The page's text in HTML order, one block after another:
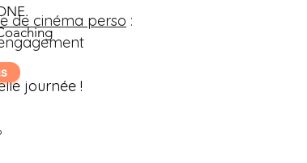
de cinéma perso :
journée !